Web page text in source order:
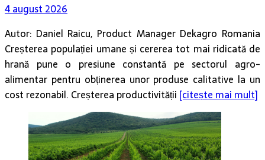
4 august 2026
Autor: Daniel Raicu, Product Manager Dekagro Romania
Creșterea populației umane și cererea tot mai ridicată de
hrană pune o presiune constantă pe sectorul agro-
alimentar pentru obținerea unor produse calitative la un
cost rezonabil. Creșterea productivității [citește mai mult]